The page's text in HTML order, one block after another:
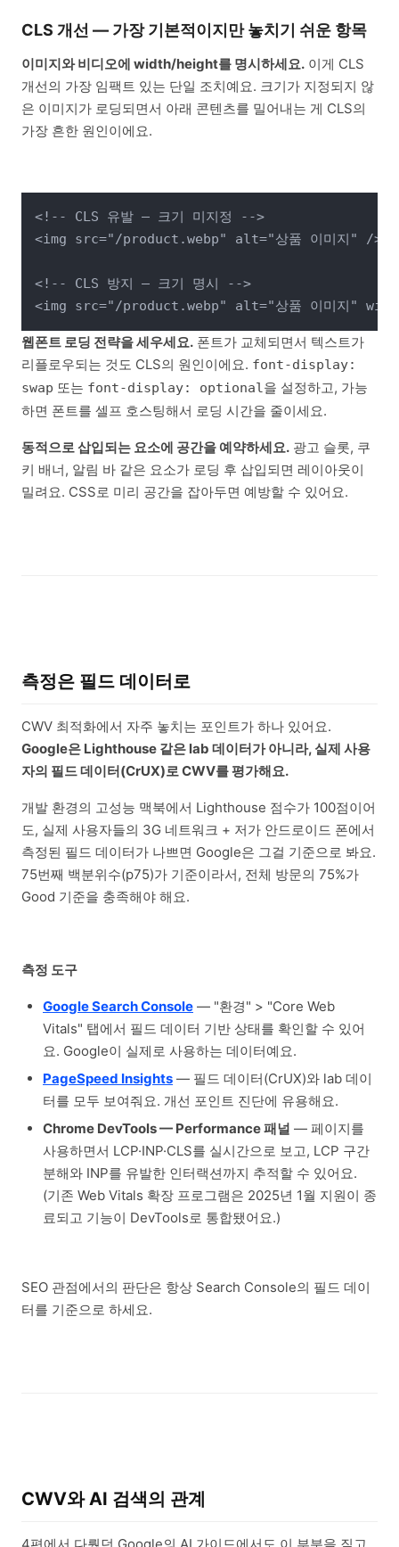
CLS 개선 — 가장 기본적이지만 놓치기 쉬운 항목
이미지와 비디오에 width/height를 명시하세요. 이게 CLS
개선의 가장 임팩트 있는 단일 조치예요. 크기가 지정되지 않
은 이미지가 로딩되면서 아래 콘텐츠를 밀어내는 게 CLS의
가장 흔한 원인이에요.
<!-- CLS 유발 — 크기 미지정 -->
<img src="/product.webp" alt="상품 이미지" />
<!-- CLS 방지 — 크기 명시 -->
웹폰트 로딩 전략을 세우세요. 폰트가 교체되면서 텍스트가
리플로우되는 것도 CLS의 원인이에요. font-display:
swap 또는 font-display: optional을 설정하고, 가능
하면 폰트를 셀프 호스팅해서 로딩 시간을 줄이세요.
동적으로 삽입되는 요소에 공간을 예약하세요. 광고 슬롯, 쿠
키 배너, 알림 바 같은 요소가 로딩 후 삽입되면 레이아웃이
밀려요. CSS로 미리 공간을 잡아두면 예방할 수 있어요.
측정은 필드 데이터로
CWV 최적화에서 자주 놓치는 포인트가 하나 있어요.
Google은 Lighthouse 같은 lab 데이터가 아니라, 실제 사용
자의 필드 데이터(CrUX)로 CWV를 평가해요.
개발 환경의 고성능 맥북에서 Lighthouse 점수가 100점이어
도, 실제 사용자들의 3G 네트워크 + 저가 안드로이드 폰에서
측정된 필드 데이터가 나쁘면 Google은 그걸 기준으로 봐요.
75번째 백분위수(p75)가 기준이라서, 전체 방문의 75%가
Good 기준을 충족해야 해요.
측정 도구
Google Search Console — "환경" > "Core Web
Vitals" 탭에서 필드 데이터 기반 상태를 확인할 수 있어
요. Google이 실제로 사용하는 데이터예요.
PageSpeed Insights — 필드 데이터(CrUX)와 lab 데이
터를 모두 보여줘요. 개선 포인트 진단에 유용해요.
Chrome DevTools — Performance 패널 — 페이지를
사용하면서 LCP·INP·CLS를 실시간으로 보고, LCP 구간
분해와 INP를 유발한 인터랙션까지 추적할 수 있어요.
(기존 Web Vitals 확장 프로그램은 2025년 1월 지원이 종
료되고 기능이 DevTools로 통합됐어요.)
SEO 관점에서의 판단은 항상 Search Console의 필드 데이
터를 기준으로 하세요.
CWV와 AI 검색의 관계